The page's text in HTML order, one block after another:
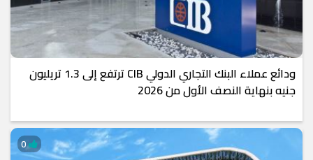
ودائع عملاء البنك التجاري الدولي CIB ترتفع إلى 1.3 تريليون
جنيه بنهاية النصف الأول من 2026
0